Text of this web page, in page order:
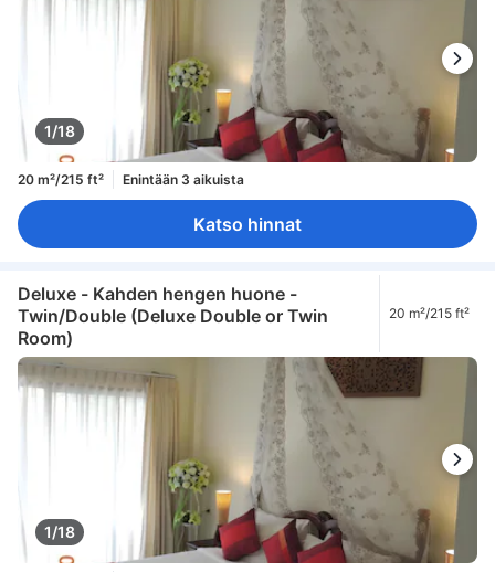
1/18
20 m²/215 ft² Enintään 3 aikuista
Katso hinnat
Deluxe - Kahden hengen huone -
Twin/Double (Deluxe Double or Twin
Room)
20 m²/215 ft²
1/18